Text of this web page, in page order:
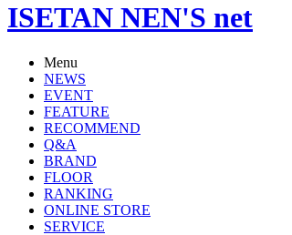
ISETAN NEN'S net
Menu
NEWS
EVENT
FEATURE
RECOMMEND
Q&A
BRAND
FLOOR
RANKING
ONLINE STORE
SERVICE